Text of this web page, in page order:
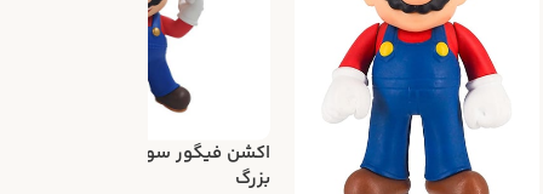
اکشن فیگور سوپر ماریو سایز
بزرگ